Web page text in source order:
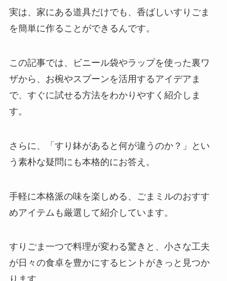
実は、家にある道具だけでも、香ばしいすりごま
を簡単に作ることができるんです。
この記事では、ビニール袋やラップを使った裏ワ
ザから、お椀やスプーンを活用するアイデアま
で、すぐに試せる方法をわかりやすく紹介しま
す。
さらに、「すり鉢があると何が違うのか？」とい
う素朴な疑問にも本格的にお答え。
手軽に本格派の味を楽しめる、ごまミルのおすす
めアイテムも厳選して紹介しています。
すりごま一つで料理が変わる驚きと、小さな工夫
が日々の食卓を豊かにするヒントがきっと見つか